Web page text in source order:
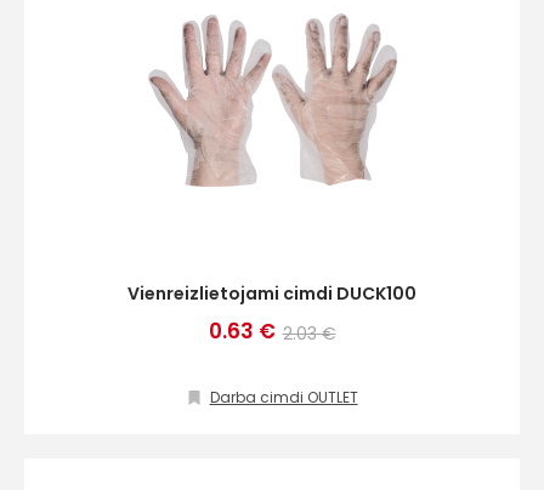
Vienreizlietojami cimdi DUCK100
0.63 € 2.03 €
Darba cimdi OUTLET